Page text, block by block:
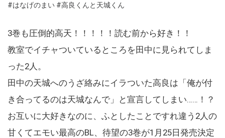
#はなげのまい #高良くんと天城くん
3巻も圧倒的高天！！！！！読む前から好き！！
教室でイチャついている と ころを田中に見られてしま
った2人。
田中の天城へのうざ絡みにイラついた高良は「俺が付
き合ってるのは天城なんで」 と宣言してしまい……！？
お互いに大好きなのに、 ふ と したこ と ですれ違う2人の
甘くてエモい最高のBL、 待望の3巻が1月25日発売決定